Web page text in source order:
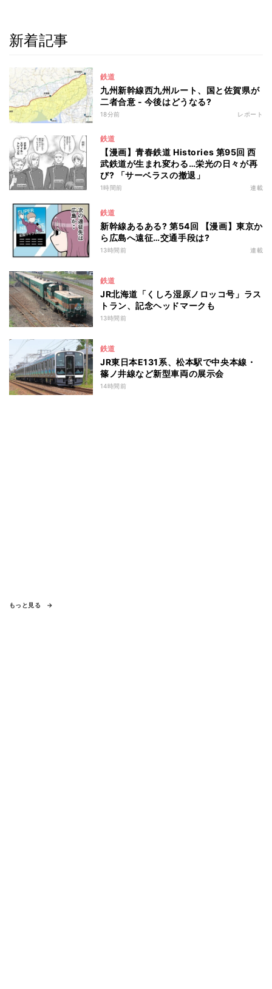
新着記事
鉄道
九州新幹線西九州ルート、国と佐賀県が
二者合意 - 今後はどうなる?
18分前 レポート
鉄道
【漫画】青春鉄道 Histories 第95回 西
武鉄道が生まれ変わる…栄光の日々が再
び? 「サーベラスの撤退」
1時間前 連載
鉄道
新幹線あるある? 第54回 【漫画】東京か
ら広島へ遠征…交通手段は?
13時間前 連載
鉄道
JR北海道「くしろ湿原ノロッコ号」ラス
トラン、記念ヘッドマークも
13時間前
鉄道
JR東日本E131系、松本駅で中央本線・
篠ノ井線など新型車両の展示会
14時間前
もっと見る